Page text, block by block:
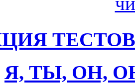
ТЕСТОВ
Я, ТЫ, ОН,